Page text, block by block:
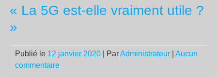
« La 5G est-elle vraiment utile ?
»
Publié le 12 janvier 2020 | ParAdministrateur
Aucun
commentaire